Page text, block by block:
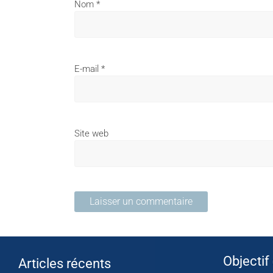
Nom *
E-mail *
Site web
Articles récents Objectif